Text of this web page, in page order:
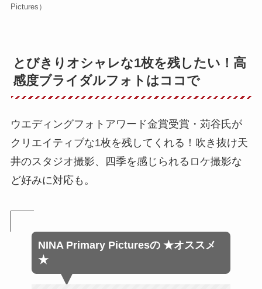
Pictures）
とびきりオシャレな1枚を残したい！高
感度ブライダルフォトはココで
ウエディングフォトアワード金賞受賞・苅谷氏が
クリエイティブな1枚を残してくれる！吹き抜け天
井のスタジオ撮影、四季を感じられるロケ撮影な
ど好みに対応も。
NINA Primary Picturesの ★オススメ
★